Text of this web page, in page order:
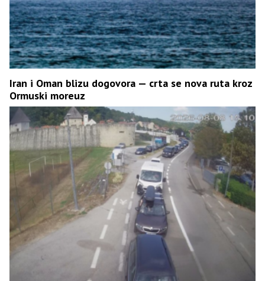
Iran i Oman blizu dogovora — crta se nova ruta kroz
Ormuski moreuz